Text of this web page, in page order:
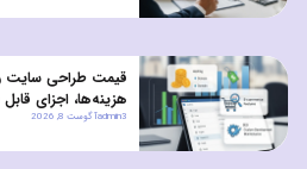
قیمت طراحی سایت
هزینه‌ها، اجزای
کسب‌وکارهای کوچک
admin3آگوست 8, 2026